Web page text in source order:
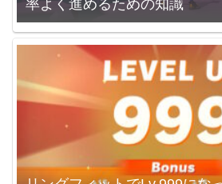
率よく進めるための知識